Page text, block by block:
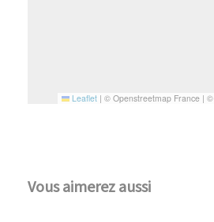
Leaflet | © Openstreetmap France | ©
Vous aimerez aussi